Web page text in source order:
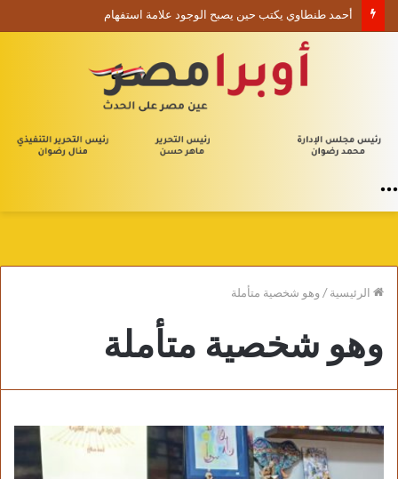
أحمد طنطاوي يكتب حين يصبح الوجود علامة استفهام
الرئيسية/وهو شخصية متأملة
وهو شخصية متأملة